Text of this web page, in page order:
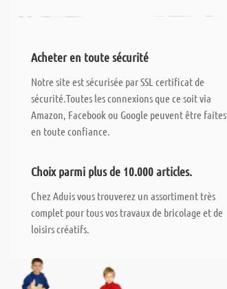
Acheter en toute sécurité
Notre site est sécurisée par SSL certificat de
sécurité.Toutes les connexions que ce soit via
Amazon, Facebook ou Google peuvent être faites
en toute confiance.
Choix parmi plus de 10.000 articles.
Chez Aduis vous trouverez un assortiment très
complet pour tous vos travaux de bricolage et de
loisirs créatifs.